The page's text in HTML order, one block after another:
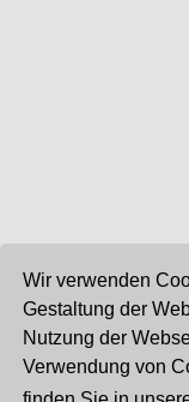
Wir verwenden
Gestaltung der
Nutzung der
Verwendung von